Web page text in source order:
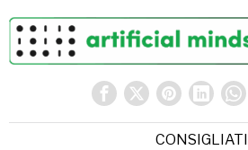
CONSIGLIATI